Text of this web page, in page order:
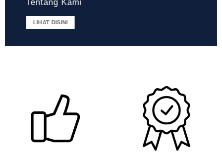
Tentang Kami
LIHAT DISINI